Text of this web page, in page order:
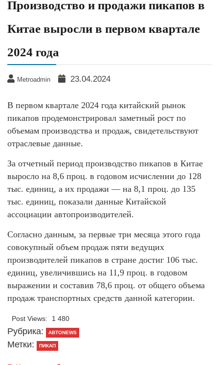
Производство и продажи пикапов в
Китае выросли в первом квартале
2024 года
Metroadmin 23.04.2024
В первом квартале 2024 года китайский рынок
пикапов продемонстрировал заметный рост по
объемам производства и продаж, свидетельствуют
отраслевые данные.
За отчетный период производство пикапов в Китае
выросло на 8,6 проц. в годовом исчислении до 128
тыс. единиц, а их продажи — на 8,1 проц. до 135
тыс. единиц, показали данные Китайской
ассоциации автопроизводителей.
Согласно данным, за первые три месяца этого года
совокупный объем продаж пяти ведущих
производителей пикапов в стране достиг 106 тыс.
единиц, увеличившись на 11,9 проц. в годовом
выражении и составив 78,6 проц. от общего объема
продаж транспортных средств данной категории.
Post Views: 1 480
Рубрика: АВТОNEWS
Метки: ПИКАП